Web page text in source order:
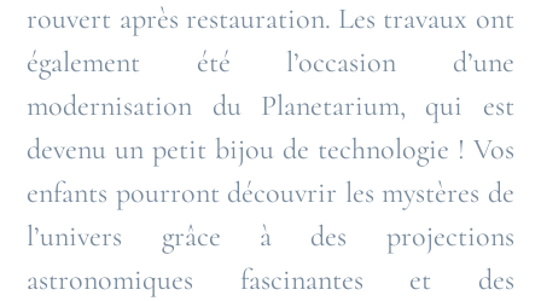
rouvert après restauration. Les travaux ont
également été l’occasion d’une
modernisation du Planetarium, qui est
devenu un petit bijou de technologie ! Vos
enfants pourront découvrir les mystères de
l’univers grâce à des projections
astronomiques fascinantes et des